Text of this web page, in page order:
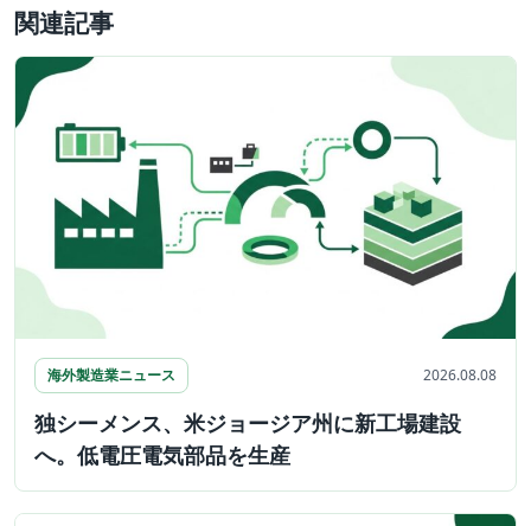
関連記事
海外製造業ニュース 2026.08.08
独シーメンス、米ジョージア州に新工場建設
へ。低電圧電気部品を生産